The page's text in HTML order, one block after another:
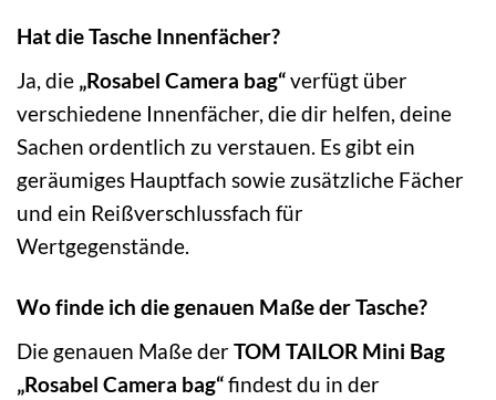
Hat die Tasche Innenfächer?
Ja, die „Rosabel Camera bag“verfügt über
verschiedene Innenfächer, die dir helfen, deine
Sachen ordentlich zu verstauen. Es gibt ein
geräumiges Hauptfach sowie zusätzliche Fächer
und ein Reißverschlussfach für
Wertgegenstände.
Wo finde ich die genauen Maße der Tasche?
Die genauen Maße derTOM TAILOR Mini Bag
„Rosabel Camera bag“findest du in der